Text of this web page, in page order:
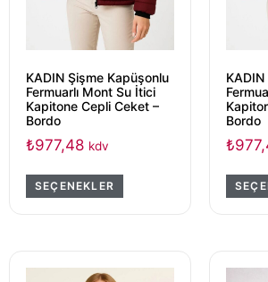
KADIN Şişme Kapüşonlu
Fermuarlı Mont Su İtici
Kapitone Cepli Ceket –
Bordo
₺977,48 kdv
SEÇENEKLER
Bordo
₺